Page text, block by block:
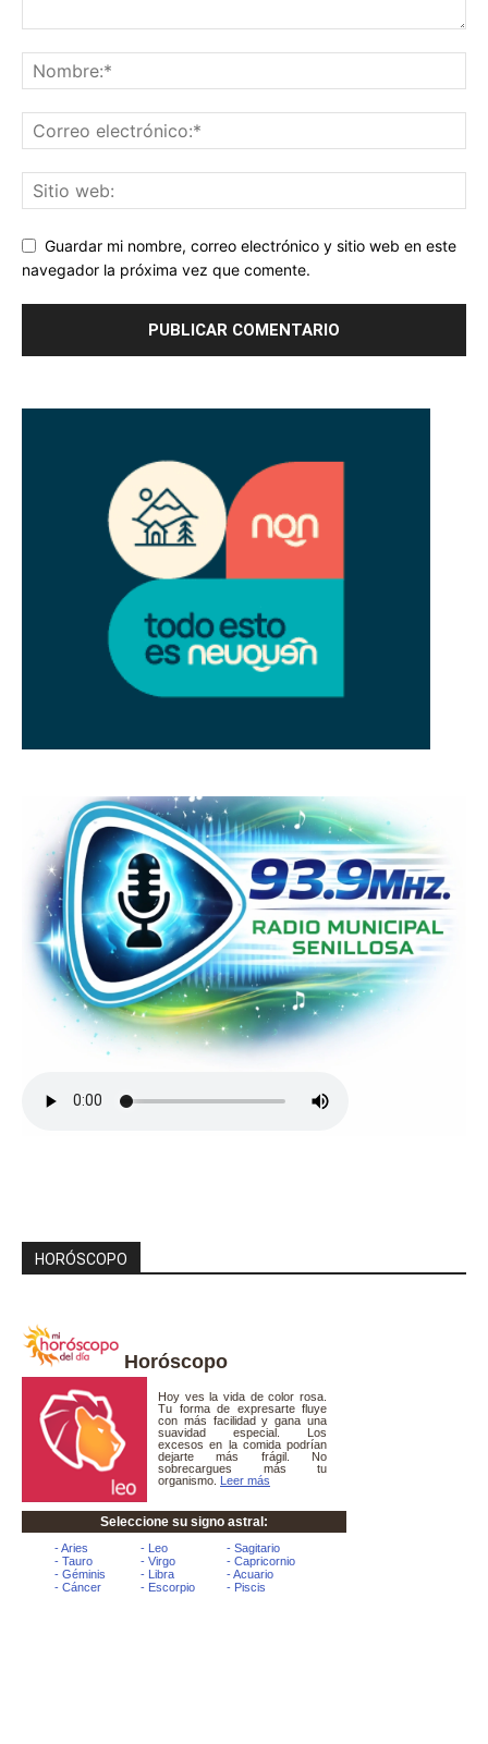
Guardar mi nombre, correo electrónico y sitio web en este
navegador la próxima vez que comente.
HORÓSCOPO
Horóscopo